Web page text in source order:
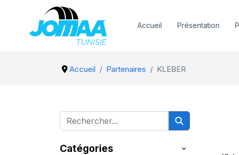
Accueil Présentation
Accueil Partenaires KLEBER
Catégories